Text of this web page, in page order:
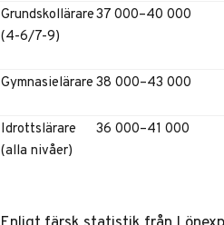
Grundskollärare
(4-6/7-9)
37 000–40 000
Gymnasielärare38 000–43 000
Idrottslärare
(alla nivåer)
36 000–41 000